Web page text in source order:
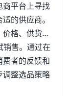
商平台上寻找
的供应商。
格、供货能
销售。通过在
费者的反馈和
调整选品策略